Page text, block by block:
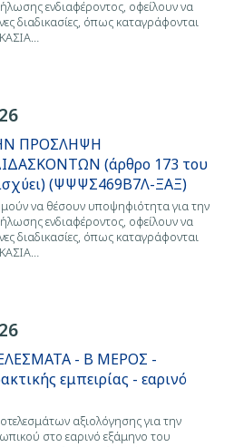
ενδιαφέροντος, οφείλουν να
διαδικασίες, όπως καταγράφονται
ΠΡΟΣΛΗΨΗ
(άρθρο 173 του
(ΨΨΨΣ469Β7Λ-ΞΑΞ)
να θέσουν υποψηφιότητα για την
ενδιαφέροντος, οφείλουν να
διαδικασίες, όπως καταγράφονται
- Β ΜΕΡΟΣ -
εμπειρίας - εαρινό
αξιολόγησης για την
στο εαρινό εξάμηνο του